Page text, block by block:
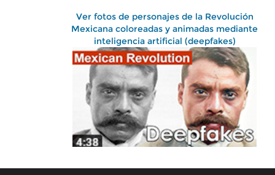
Ver fotos de personajes de la Revolución
Mexicana coloreadas y animadas mediante
inteligencia artificial (deepfakes)